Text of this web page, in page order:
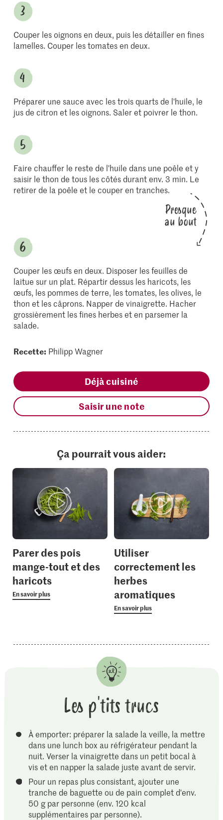
Couper les oignons en deux, puis les détailler en fines
lamelles. Couper les tomates en deux.
Préparer une sauce avec les trois quarts de l'huile, le
jus de citron et les oignons. Saler et poivrer le thon.
Faire chauffer le reste de l'huile dans une poêle et y
saisir le thon de tous les côtés durant env. 3 min. Le
retirer de la poêle et le couper en tranches.
Presque
au bout
Couper les œufs en deux. Disposer les feuilles de
laitue sur un plat. Répartir dessus les haricots, les
œufs, les pommes de terre, les tomates, les olives, le
thon et les câprons. Napper de vinaigrette. Hacher
grossièrement les fines herbes et en parsemer la
salade.
Recette: Philipp Wagner
Déjà cuisiné
Saisir une note
Ça pourrait vous aider:
Parer des pois
mange-tout et des
haricots
En savoir plus
Utiliser
correctement les
herbes
aromatiques
En savoir plus
Les p'tits trucs
À emporter: préparer la salade la veille, la mettre
dans une lunch box au réfrigérateur pendant la
nuit. Verser la vinaigrette dans un petit bocal à
vis et en napper la salade juste avant de servir.
Pour un repas plus consistant, ajouter une
tranche de baguette ou de pain complet d'env.
50 g par personne (env. 120 kcal
supplémentaires par personne).